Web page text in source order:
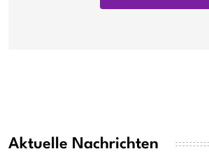
Aktuelle Nachrichten